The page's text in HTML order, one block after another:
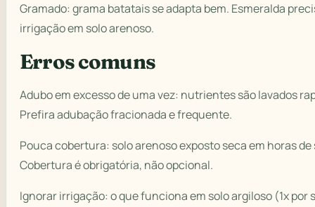
Gramado: grama batatais se adapta bem. Esmeralda
irrigação em solo arenoso.
Erros comuns
Adubo em excesso de uma vez: nutrientes são lavados
Prefira adubação fracionada e frequente.
Pouca cobertura: solo arenoso exposto seca em horas
Cobertura é obrigatória, não opcional.
Ignorar irrigação: o que funciona em solo argiloso (1x por